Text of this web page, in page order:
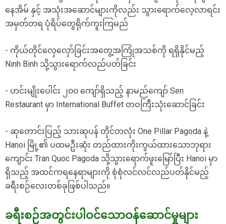
နေအိမ် နှင့် အသုံးအဆောင်များကိုလည်း သွားရောက်လေ့လာရင်း
အမှတ်တရ ပုံရိပ်တွေရိုက်ကူးကြမည်
- ကိုယ်တိုင်လှေလှော်ခြင်းအတွေ့အကြုံအသစ်ကို ရရှိနိုင်မည့်
Ninh Binh သို့သွားရောက်လည်ပတ်ခြင်း
- ဟင်းမျိုးပေါင်း ၂၀၀ ကျော်ရှိသည့် နာမည်ကျော် Sen
Restaurant မှာ International Buffet တဝကြီးသုံးဆောင်ခြင်း
- ဆုတောင်းပြည့် သားဆုပန် တိုင်တလုံး One Pillar Pagoda နဲ့
Hanoi မြို့၏ ပထမဦးဆုံး တည်ထားကိုးကွယ်ထားသောဘုရား
ကျောင်း Tran Quoc Pagoda သို့သွားရောက်ဖူးမြော်ပြီး Hanoi မှာ
ရှိသည့် အထင်ကရနေရာများကို စုံစုံလင်လင်လည်ပတ်နိုင်မည့်
ခရီးစဉ်လေးတစ်ခုဖြစ်ပါသည်။
ခရီးစဉ်အတွင်းပါဝင်သောဝန်ဆောင်မှုများ